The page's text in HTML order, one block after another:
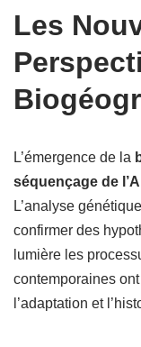
Les
L’émergence de la
séquençage de
L’analyse
confirmer des
lumière les
contemporaines
l’adaptation et